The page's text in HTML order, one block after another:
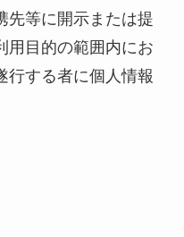
先等に開示または提
用目的の範囲内にお
行する者に個人情報